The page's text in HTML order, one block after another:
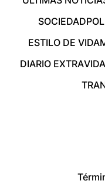
SOCIEDAD
ESTILO DE VIDA
DIARIO EXTRA